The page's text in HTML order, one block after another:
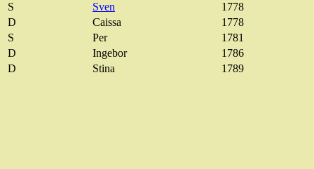
S
Sven
1778
D
Caissa
1778
S
Per
1781
D
Ingebor
1786
D
Stina 1789